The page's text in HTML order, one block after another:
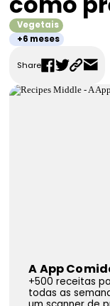
FAQS
Contactos
Vegetais
+6 meses
Share
A App
+500 receitas
todas as